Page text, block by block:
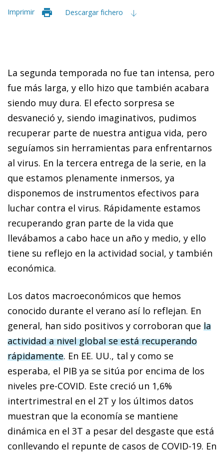
Imprimir Descargar fichero
La segunda temporada no fue tan intensa, pero
fue más larga, y ello hizo que también acabara
siendo muy dura. El efecto sorpresa se
desvaneció y, siendo imaginativos, pudimos
recuperar parte de nuestra antigua vida, pero
seguíamos sin herramientas para enfrentarnos
al virus. En la tercera entrega de la serie, en la
que estamos plenamente inmersos, ya
disponemos de instrumentos efectivos para
luchar contra el virus. Rápidamente estamos
recuperando gran parte de la vida que
llevábamos a cabo hace un año y medio, y ello
tiene su reflejo en la actividad social, y también
económica.
Los datos macroeconómicos que hemos
conocido durante el verano así lo reflejan. En
general, han sido positivos y corroboran que la
actividad a nivel global se está recuperando
rápidamente. En EE. UU., tal y como se
esperaba, el PIB ya se sitúa por encima de los
niveles pre-COVID. Este creció un 1,6%
intertrimestral en el 2T y los últimos datos
muestran que la economía se mantiene
dinámica en el 3T a pesar del desgaste que está
conllevando el repunte de casos de COVID-19. En